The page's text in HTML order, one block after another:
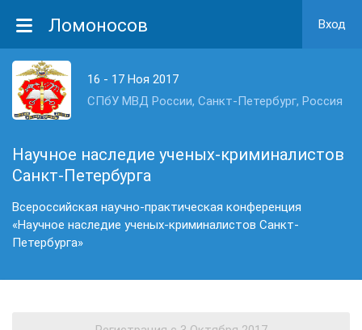
Ломоносов Вход
16 - 17 Ноя 2017
СПбУ МВД России, Санкт-Петербург, Россия
Научное наследие ученых-криминалистов
Санкт-Петербурга
Всероссийская научно-практическая конференция
«Научное наследие ученых-криминалистов Санкт-
Петербурга»